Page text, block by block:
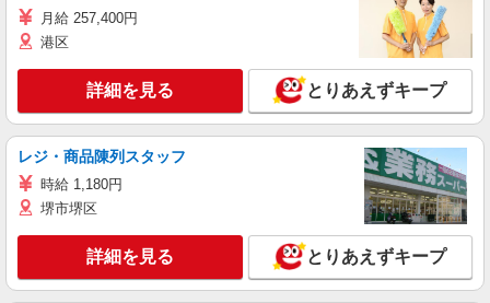
月給 257,400円
港区
詳細を見る とりあえずキープ
レジ・商品陳列スタッフ
時給 1,180円
堺市堺区
詳細を見る とりあえずキープ